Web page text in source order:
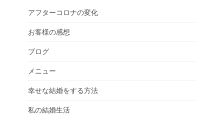
アフターコロナの変化
お客様の感想
ブログ
メニュー
幸せな結婚をする方法
私の結婚生活